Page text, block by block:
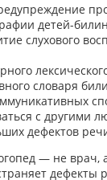
детей-
слухового
словаря
с другими
дефектов
— не врач,
дефекты